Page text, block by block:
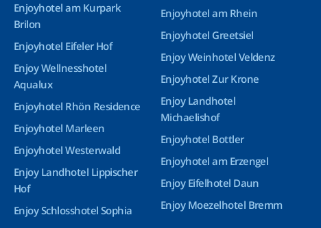
Enjoyhotel am Kurpark
Brilon
Enjoyhotel Eifeler Hof
Enjoy Wellnesshotel
Aqualux
Enjoyhotel Rhön Residence
Enjoyhotel Marleen
Enjoyhotel Westerwald
Enjoy Landhotel Lippischer
Hof
Enjoy Schlosshotel Sophia
Enjoyhotel am Rhein
Enjoyhotel Greetsiel
Enjoy Weinhotel Veldenz
Enjoyhotel Zur Krone
Enjoy Landhotel
Michaelishof
Enjoyhotel Bottler
Enjoyhotel am Erzengel
Enjoy Eifelhotel Daun
Enjoy Moezelhotel Bremm